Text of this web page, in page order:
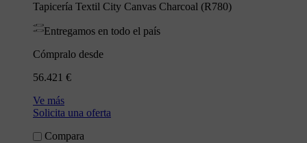
Tapicería Textil City Canvas Charcoal (R780)
Entregamos en todo el país
Cómpralo desde
56.421 €
Ve más
Solicita una oferta
Compara